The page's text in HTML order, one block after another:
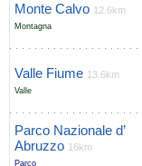
Monte Calvo 12.6km
Montagna
Valle Fiume 13.6km
Valle
Parco Nazionale d’
Abruzzo 16km
Parco